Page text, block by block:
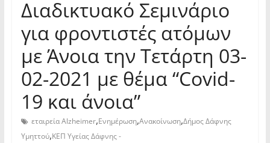
Διαδικτυακό Σεμινάριο
για φροντιστές ατόμων
με Άνοια την Τετάρτη 03-
02-2021 με θέμα “Covid-
19 και άνοια”
εταιρεία Alzheimer,Ενημέρωση,Ανακοίνωση,Δήμος Δάφνης
Υμηττού,ΚΕΠ Υγείας Δάφνης -